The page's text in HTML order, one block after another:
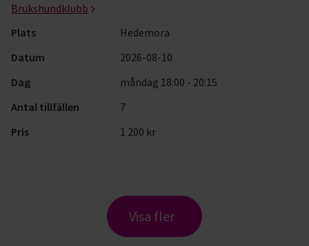
Brukshundklubb
Plats
Hedemora
Datum
2026-08-10
Dag
måndag 18:00 - 20:15
Antal tillfällen
7
Pris
1 200 kr
Visa fler